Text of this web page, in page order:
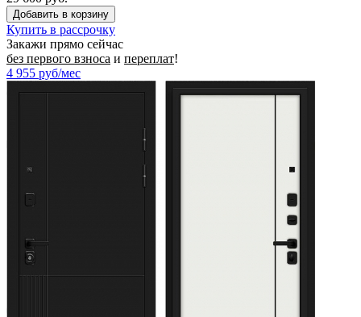
Купить в рассрочку
Закажи прямо сейчас
без первого взноса и переплат!
4 955 руб/мес